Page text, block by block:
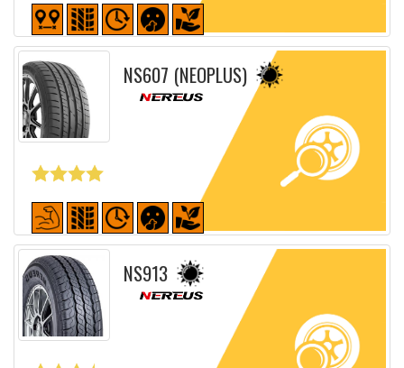
Fiche détaillée
NS607 (NEOPLUS)
Fiche détaillée
NS913